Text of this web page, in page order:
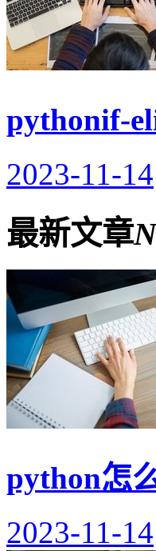
pythonif-
2023-11-14
最新文章
python怎
2023-11-14